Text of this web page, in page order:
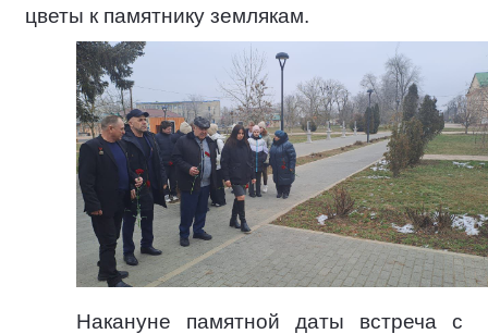
цветы к памятнику землякам.
Накануне памятной даты встреча с